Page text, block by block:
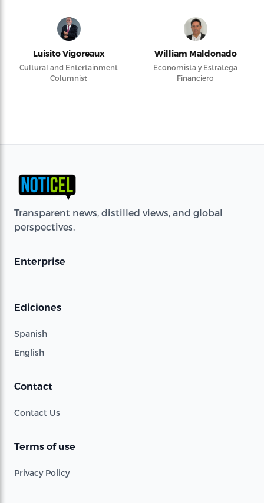
Luisito Vigoreaux
Cultural and Entertainment
Columnist
William Maldonado
Economista y Estratega
Financiero
Transparent news, distilled views, and global
perspectives.
Enterprise
Ediciones
Spanish
English
Contact
Contact Us
Terms of use
Privacy Policy